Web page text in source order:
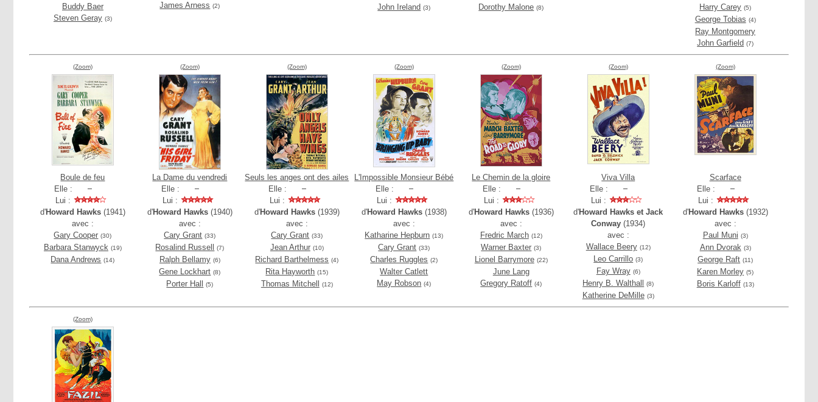
Buddy Baer
Steven Geray (3)
James Arness (2) John Ireland (3) Dorothy Malone (8) Harry Carey (5)
George Tobias (4)
Ray Montgomery
John Garfield (7)
(Zoom)
Boule de feu
Elle :
Lui :
d'Howard Hawks(1941)
avec :
Gary Cooper (30)
Barbara Stanwyck (19)
Dana Andrews (14)
(Zoom)
La Dame du vendredi
Elle :
Lui :
d'Howard Hawks(1940)
avec :
Cary Grant (33)
Rosalind Russell (7)
Ralph Bellamy (6)
Gene Lockhart (8)
Porter Hall (5)
(Zoom)
Seuls les anges ont des ailes
Elle :
Lui :
d'Howard Hawks(1939)
avec :
Cary Grant (33)
Jean Arthur (10)
Richard Barthelmess (4)
Rita Hayworth (15)
Thomas Mitchell (12)
(Zoom)
L'Impossible Monsieur Bébé
Elle :
Lui :
d'Howard Hawks(1938)
avec :
Katharine Hepburn (13)
Cary Grant (33)
Charles Ruggles (2)
Walter Catlett
May Robson (4)
(Zoom)
Le Chemin de la gloire
Elle :
Lui :
d'Howard Hawks(1936)
avec :
Fredric March (12)
Warner Baxter (3)
Lionel Barrymore (22)
June Lang
Gregory Ratoff (4)
(Zoom)
Viva Villa
Elle :
Lui :
d'Howard Hawks et Jack
Conway (1934)
avec :
Wallace Beery (12)
Leo Carrillo (3)
Fay Wray (6)
Henry B. Walthall (8)
Katherine DeMille (3)
(Zoom)
Scarface
Elle :
Lui :
d'Howard Hawks(1932)
avec :
Paul Muni (3)
Ann Dvorak (3)
George Raft (11)
Karen Morley (5)
Boris Karloff (13)
(Zoom)